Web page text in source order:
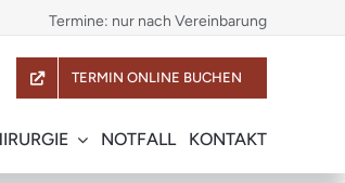
Termine: nur nach Vereinbarung
TERMIN ONLINE BUCHEN
NOTFALL KONTAKT